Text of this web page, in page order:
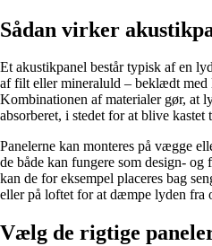
Sådan virker
Et akustikpanel består typisk af en
af filt eller mineraluld – beklædt
Kombinationen af materialer gør, at
absorberet, i stedet for at blive kastet
Panelerne kan monteres på vægge
de både kan fungere som design-
kan de for eksempel placeres bag
eller på loftet for at dæmpe lyden fra
Vælg de rigtige